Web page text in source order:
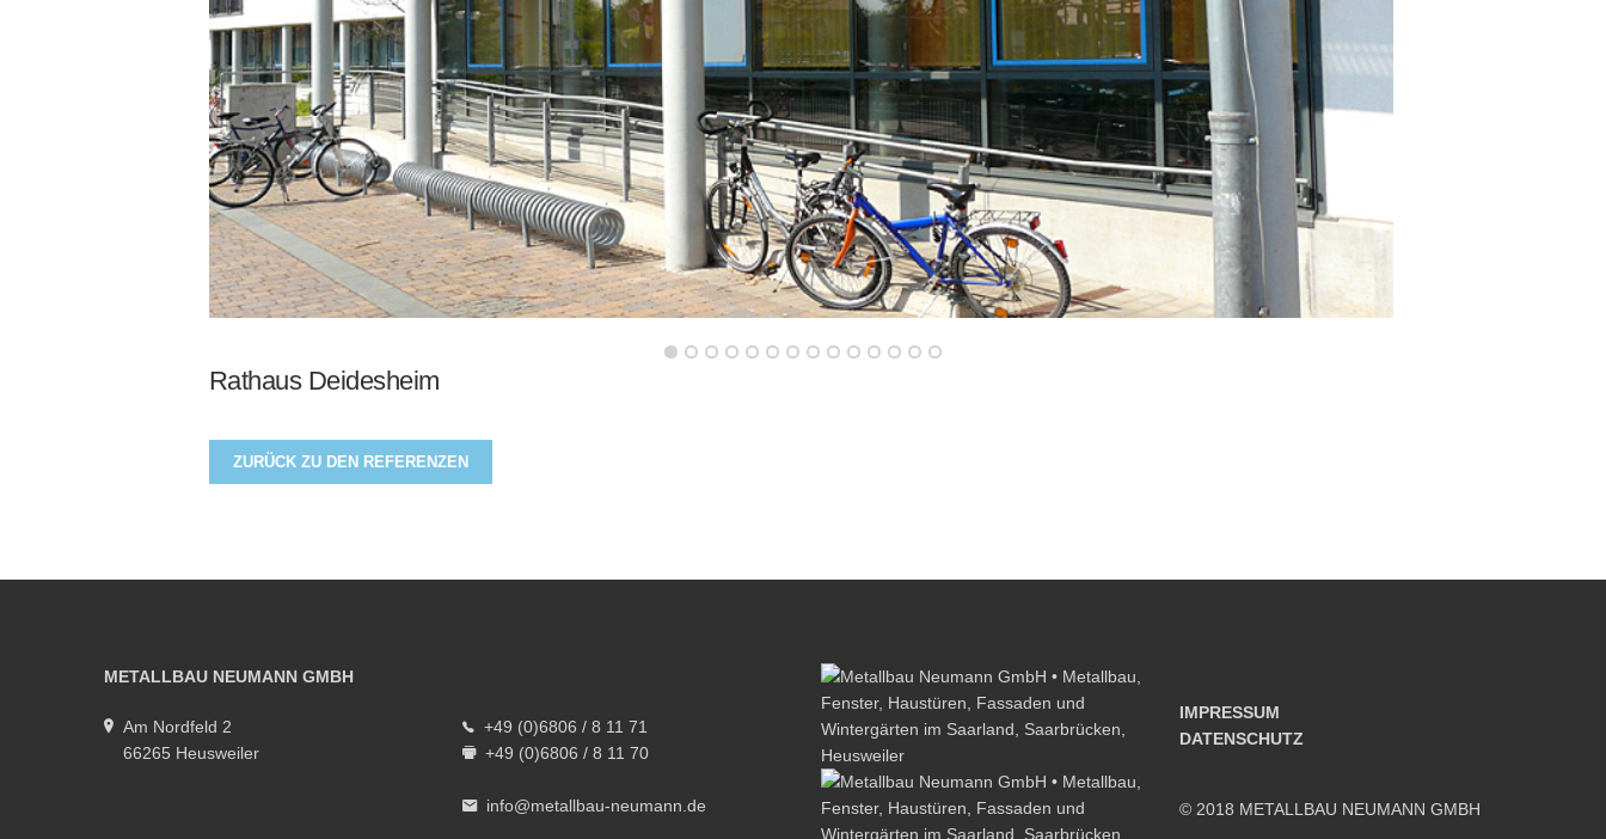
Rathaus Deidesheim
ZURÜCK ZU DEN REFERENZEN
METALLBAU NEUMANN GMBH
Am Nordfeld 2
66265 Heusweiler
+49 (0)6806 / 8 11 71
+49 (0)6806 / 8 11 70
info@metallbau-neumann.de
IMPRESSUM
DATENSCHUTZ
© 2018 METALLBAU NEUMANN GMBH